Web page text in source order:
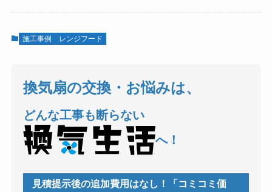
施工事例 レンジフード
換気扇の交換・お悩みは、
どんな工事も断らない
へ！
見積提示後の追加費用はなし！「コミコミ価